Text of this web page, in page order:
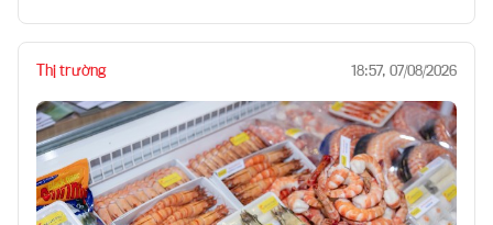
Thị trường 18:57, 07/08/2026